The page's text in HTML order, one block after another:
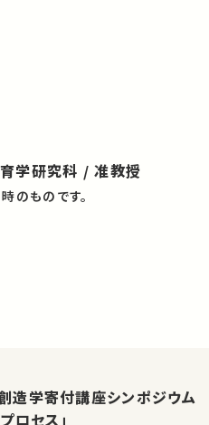
学研究科 / 准教授
のものです。
造学寄付講座シンポジウム
ロセス」